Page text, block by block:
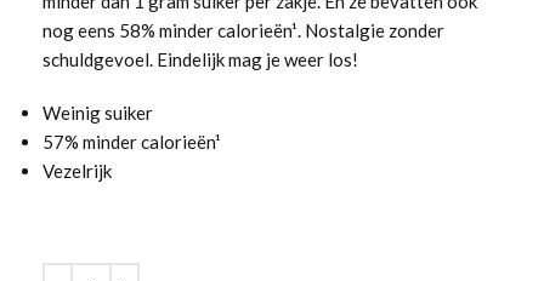
nog eens 58% minder calorieën¹. Nostalgie zonder
schuldgevoel. Eindelijk mag je weer los!
Weinig suiker
57% minder calorieën¹
Vezelrijk